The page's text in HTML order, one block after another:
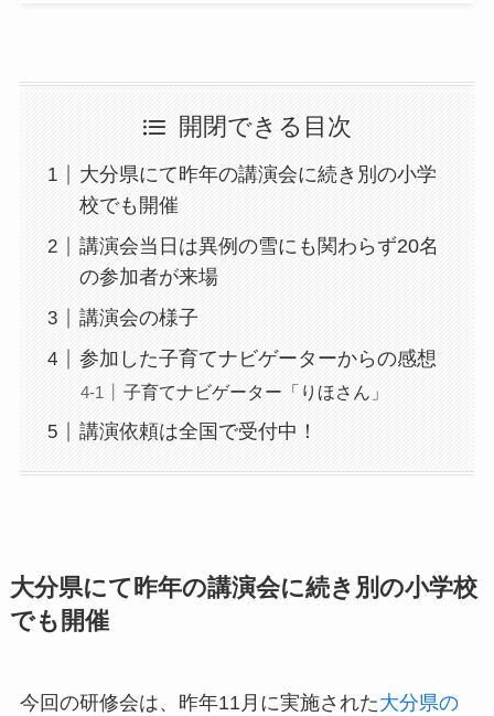
開閉できる目次
大分県にて昨年の講演会に続き別の小学
校でも開催
講演会当日は異例の雪にも関わらず20名
の参加者が来場
講演会の様子
参加した子育てナビゲーターからの感想
子育てナビゲーター「りほさん」
講演依頼は全国で受付中！
大分県にて昨年の講演会に続き別の小学校
でも開催
今回の研修会は、昨年11月に実施された大分県の